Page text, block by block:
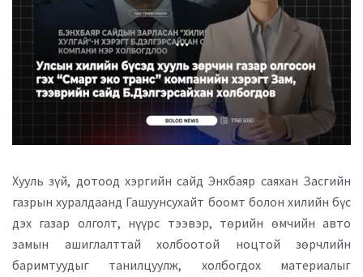
Хууль зүй, дотоод хэргийн сайд Энхбаяр саяхан Засгийн
газрын хуралдаанд Гашуунсухайт боомт болон хилийн бүс
дэх газар олголт, нүүрс тээвэр, төрийн өмчийн авто
замын ашиглалттай холбоотой ноцтой зөрчлийн
баримтуудыг танилцуулж, холбогдох материалыг